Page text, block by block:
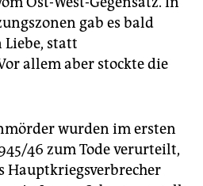
gab es bald
statt
allem aber stockte die
wurden im ersten
46 zum Tode verurteilt,
Hauptkriegsverbrecher